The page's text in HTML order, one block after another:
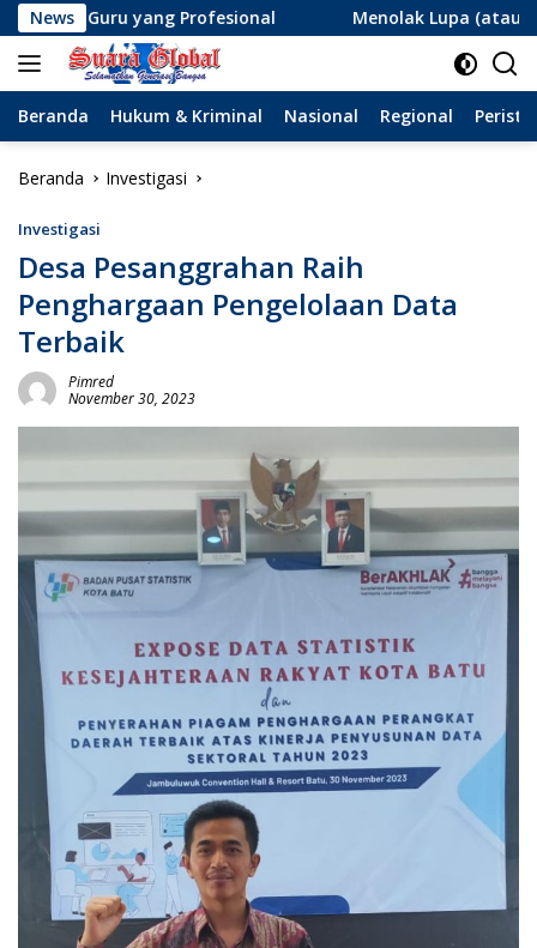
Langsung
ke
konten
News
Profesional Menolak Lupa (atau Lupa Ingatan?):
Beranda Hukum & Kriminal Nasional Regional
Beranda Investigasi
Investigasi
Desa Pesanggrahan Raih
Penghargaan Pengelolaan Data
Terbaik
Pimred
November 30, 2023